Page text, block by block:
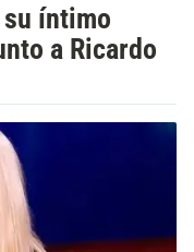
su íntimo
a Ricardo